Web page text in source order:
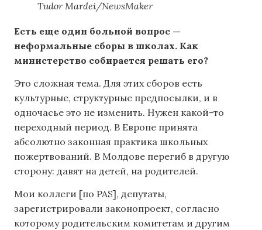
Tudor Mardei/NewsMaker
Есть еще один больной вопрос —
неформальные сборы в школах. Как
министерство собирается решать его?
Это сложная тема. Для этих сборов есть
культурные, структурные предпосылки, и в
одночасье это не изменить. Нужен какой-то
переходный период. В Европе принята
абсолютно законная практика школьных
пожертвований. В Молдове перегиб в другую
сторону: давят на детей, на родителей.
Мои коллеги [по PAS], депутаты,
зарегистрировали законопроект, согласно
которому родительским комитетам и другим